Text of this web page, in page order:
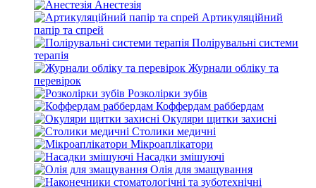
Анестезія
Артикуляційний
папір та спрей
Полірувальні системи
терапія
Журнали обліку та
перевірок
Розколірки зубів
Коффердам раббердам
Окуляри щитки захисні
Столики медичні
Мікроаплікатори
Насадки змішуючі
Олія для змащування